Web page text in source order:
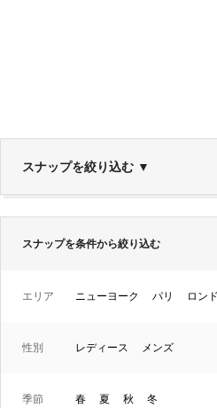
スナップを絞り込む ▼
スナップを条件から絞り込む
エリア ニューヨーク パリ ロン
性別 レディース メンズ
季節 春 夏 秋 冬